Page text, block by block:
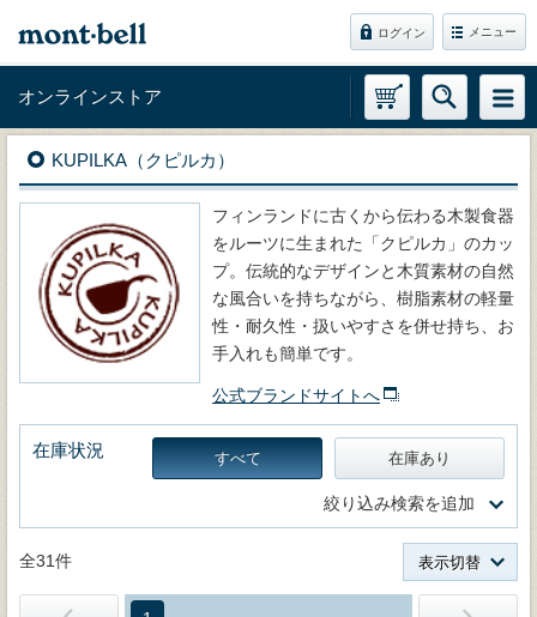
ログイン メニュー
オンラインストア
KUPILKA（クピルカ）
フィンランドに古くから伝わる木製食器
をルーツに生まれた「クピルカ」のカッ
プ。伝統的なデザインと木質素材の自然
な風合いを持ちながら、樹脂素材の軽量
性・耐久性・扱いやすさを併せ持ち、お
手入れも簡単です。
公式ブランドサイトへ
在庫状況 すべて 在庫あり
絞り込み検索を追加
全31件 表示切替